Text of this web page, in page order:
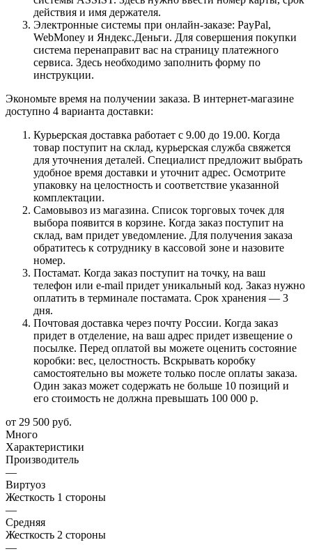
действия и имя держателя.
Электронные системы при онлайн-заказе: PayPal,
WebMoney и Яндекс.Деньги. Для совершения покупки
система перенаправит вас на страницу платежного
сервиса. Здесь необходимо заполнить форму по
инструкции.
Экономьте время на получении заказа. В интернет-магазине
доступно 4 варианта доставки:
Курьерская доставка работает с 9.00 до 19.00. Когда
товар поступит на склад, курьерская служба свяжется
для уточнения деталей. Специалист предложит выбрать
удобное время доставки и уточнит адрес. Осмотрите
упаковку на целостность и соответствие указанной
комплектации.
Самовывоз из магазина. Список торговых точек для
выбора появится в корзине. Когда заказ поступит на
склад, вам придет уведомление. Для получения заказа
обратитесь к сотруднику в кассовой зоне и назовите
номер.
Постамат. Когда заказ поступит на точку, на ваш
телефон или e-mail придет уникальный код. Заказ нужно
оплатить в терминале постамата. Срок хранения — 3
дня.
Почтовая доставка через почту России. Когда заказ
придет в отделение, на ваш адрес придет извещение о
посылке. Перед оплатой вы можете оценить состояние
коробки: вес, целостность. Вскрывать коробку
самостоятельно вы можете только после оплаты заказа.
Один заказ может содержать не больше 10 позиций и
его стоимость не должна превышать 100 000 р.
от 29 500 руб.
Много
Характеристики
Производитель
—
Виртуоз
Жесткость 1 стороны
—
Средняя
Жесткость 2 стороны
—